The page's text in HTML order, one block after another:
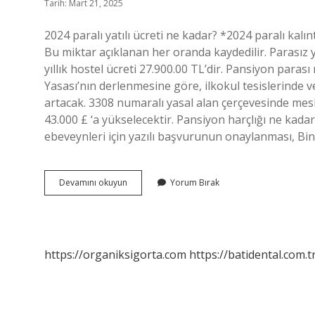
Tarih: Mart 21, 2025
2024 paralı yatılı ücreti ne kadar? *2024 paralı
Bu miktar açıklanan her oranda kaydedilir.
yıllık hostel ücreti 27.900.00 TL’dir. Pansiyon
Yasası’nın derlenmesine göre, ilkokul
artacak. 3308 numaralı yasal alan çerçevesinde
43.000 £ ‘a yükselecektir. Pansiyon harçlığı ne
ebeveynleri için yazılı başvurunun onaylanması,
Devamını okuyun
Yatılılık
Yorum Bırak
https://organiksigorta.com https://